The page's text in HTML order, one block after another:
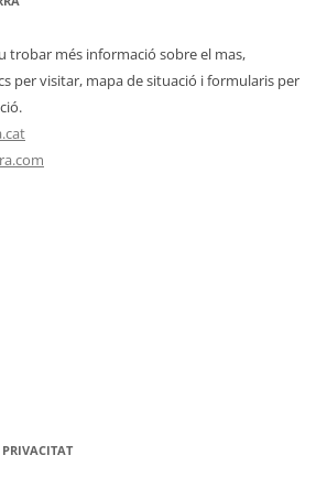
trobar més informació sobre el mas,
per visitar, mapa de situació i formularis per